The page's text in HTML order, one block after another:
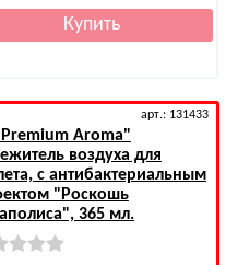
арт.: 131433
Aroma"
воздуха для
с антибактериальным
"Роскошь
365 мл.